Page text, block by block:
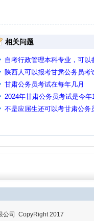
相关问题
自考行政管理本科专业，可以
陕西人可以报考甘肃公务员考
甘肃公务员考试在每年几月
2024年甘肃公务员考试是今
不是应届生还可以考甘肃公务
公司 CopyRight 2017